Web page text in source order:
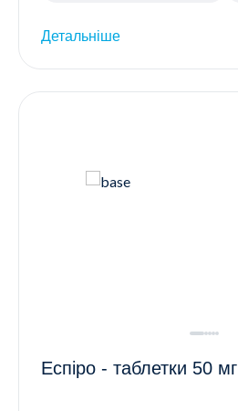
Детальніше
Еспіро - таблетки 50 мг